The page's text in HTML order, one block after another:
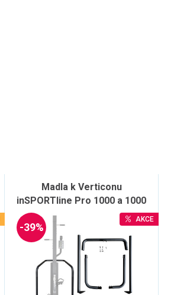
Madla k Verticonu
inSPORTline Pro 1000 a 1000
AKCE
-39%